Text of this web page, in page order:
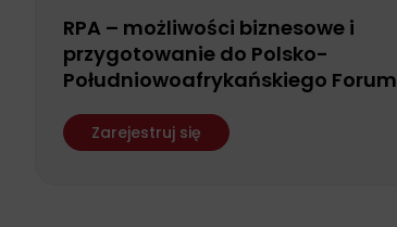
RPA – możliwości biznesowe i
przygotowanie do Polsko-
Południowoafrykańskiego Forum
Zarejestruj się